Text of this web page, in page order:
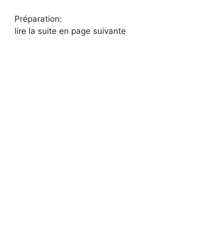
Préparation:
lire la suite en page suivante